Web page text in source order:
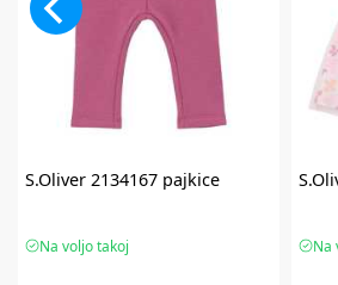
S.Oliver2134167 pajkice
Na voljo takoj Na